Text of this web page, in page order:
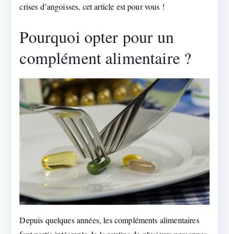
crises d’angoisses, cet article est pour vous !
Pourquoi opter pour un
complément alimentaire ?
Depuis quelques années, les compléments alimentaires